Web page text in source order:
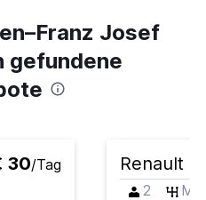
Josef
gefundene
30/Tag Renault
2 M